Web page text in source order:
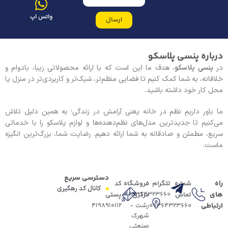
ارسال واتس اپ
درباره پنسی پلاسکو
در پنسی پلاسکو، هدف ما این است که با ارائه محصولاتی زیبا، بادوام و
خلاقانه، به شما کمک کنیم تا فضایی منظم‌تر، شیک‌تر و کاربردی‌تر در منزل یا
محل کار خود داشته باشید.
ما باور داریم نظم در خانه یعنی آرامش در زندگی؛ به همین دلیل تلاش
می‌کنیم تا جدیدترین مدل‌های نظم‌دهنده‌ها و لوازم پلاسکو را با خدماتی
سریع، مطمئن و صادقانه به شما ارائه دهیم. رضایت شما، بزرگ‌ترین انگیزه
ماست.
دسترسی سریع
کانال کد رهگیری
راه
های
ارتباطی
شماره
تماس
09364323660
تلگرام
09364323660
فروشگاه
مرکزی
رشت -
شهرک
کد
پستی
4198910112